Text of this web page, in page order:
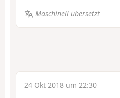
Maschinell übersetzt
24 Okt 2018 um 22:30